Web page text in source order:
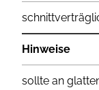
Hinweise
sollte an